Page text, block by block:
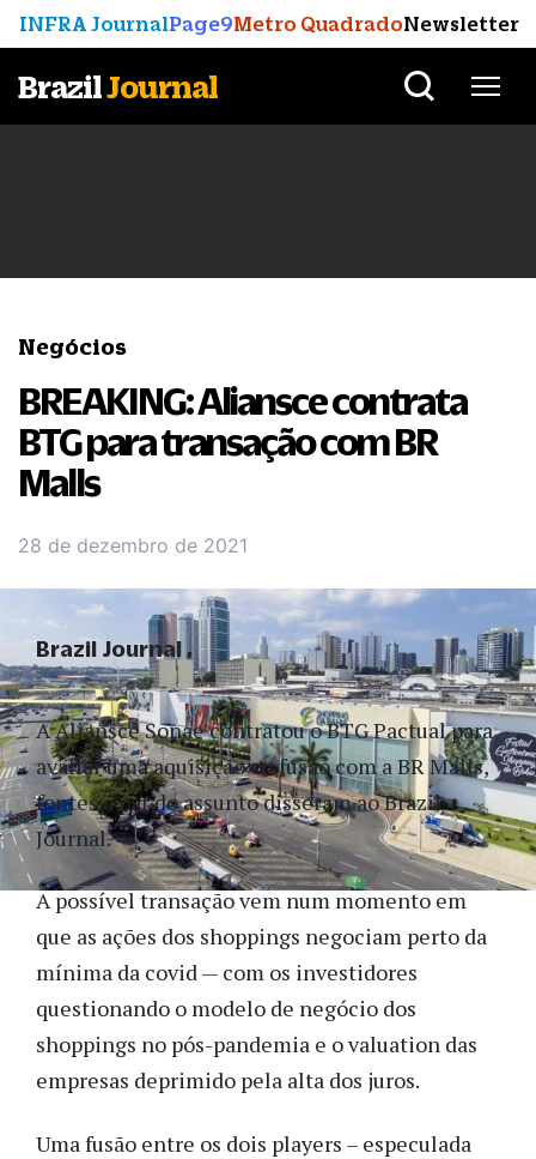
INFRA JournalPage9Metro QuadradoNewsletter
BrazilJournal
Negócios
BREAKING: Aliansce contrata
BTG para transação com BR
Malls
28 de dezembro de 2021
A Aliansce Sonae contratou o BTG Pactual para
avaliar uma aquisição ou fusão com a BR Malls,
fontes a par do assunto disseram ao Brazil
Journal.
A possível transação vem num momento em
que as ações dos shoppings negociam perto da
mínima da covid — com os investidores
questionando o modelo de negócio dos
shoppings no pós-pandemia e o valuation das
empresas deprimido pela alta dos juros.
Uma fusão entre os dois players – especulada
Brazil Journal